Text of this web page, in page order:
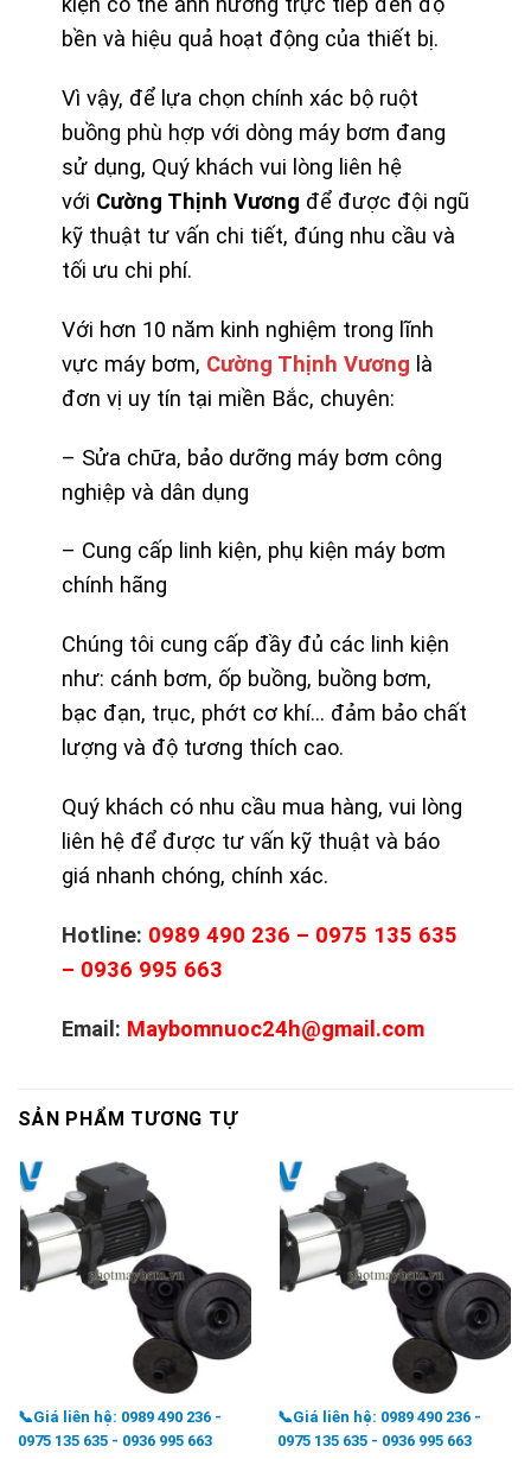
bền và hiệu quả hoạt động của thiết bị.
Vì vậy, để lựa chọn chính xác bộ ruột
buồng phù hợp với dòng máy bơm đang
sử dụng, Quý khách vui lòng liên hệ
với Cường Thịnh Vương để được đội ngũ
kỹ thuật tư vấn chi tiết, đúng nhu cầu và
tối ưu chi phí.
Với hơn 10 năm kinh nghiệm trong lĩnh
vực máy bơm, Cường Thịnh Vương là
đơn vị uy tín tại miền Bắc, chuyên:
– Sửa chữa, bảo dưỡng máy bơm công
nghiệp và dân dụng
– Cung cấp linh kiện, phụ kiện máy bơm
chính hãng
Chúng tôi cung cấp đầy đủ các linh kiện
như: cánh bơm, ốp buồng, buồng bơm,
bạc đạn, trục, phớt cơ khí… đảm bảo chất
lượng và độ tương thích cao.
Quý khách có nhu cầu mua hàng, vui lòng
liên hệ để được tư vấn kỹ thuật và báo
giá nhanh chóng, chính xác.
Hotline: 0989 490 236 – 0975 135 635
– 0936 995 663
Email: Maybomnuoc24h@gmail.com
SẢN PHẨM TƯƠNG TỰ
📞Giá liên hệ: 0989 490 236 -
0975 135 635 - 0936 995 663
📞Giá liên hệ: 0989 490 236 -
0975 135 635 - 0936 995 663